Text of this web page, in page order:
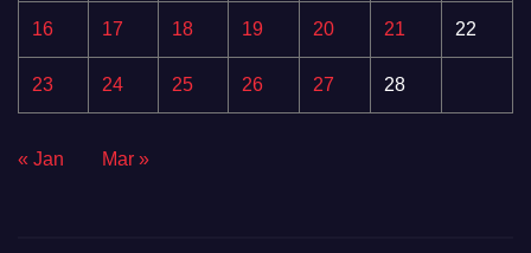
16 17 18 19 20 21 22
23 24 25 26 27 28
« Jan Mar »